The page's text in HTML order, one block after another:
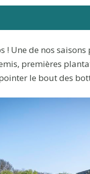
! Une de nos
premières
le bout des